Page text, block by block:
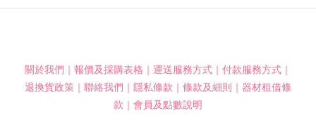
關於我們 ｜ 報價及採購表格 ｜ 運送服務方式 ｜ 付款服務方式 ｜
退換貨政策 ｜ 聯絡我們 ｜ 隱私條款 ｜ 條款及細則 ｜ 器材租借條
款 ｜ 會員及點數說明